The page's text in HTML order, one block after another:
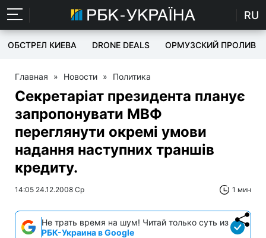
RU
ОБСТРЕЛ КИЕВА DRONE DEALS ОРМУЗСКИЙ ПРОЛИВ
Главная » Новости » Политика
Секретаріат президента планує
запропонувати МВФ
переглянути окремі умови
надання наступних траншів
кредиту.
14:05 24.12.2008 Ср 1 мин
Не трать время на шум! Читай только суть из
РБК-Украина в Google